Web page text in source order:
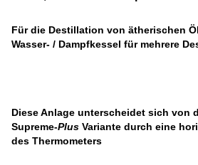
Für die Destillation von ätherischen
Wasser- / Dampfkessel für mehrere
Diese Anlage unterscheidet sich von
Supreme-PlusVariante durch eine
des Thermometers